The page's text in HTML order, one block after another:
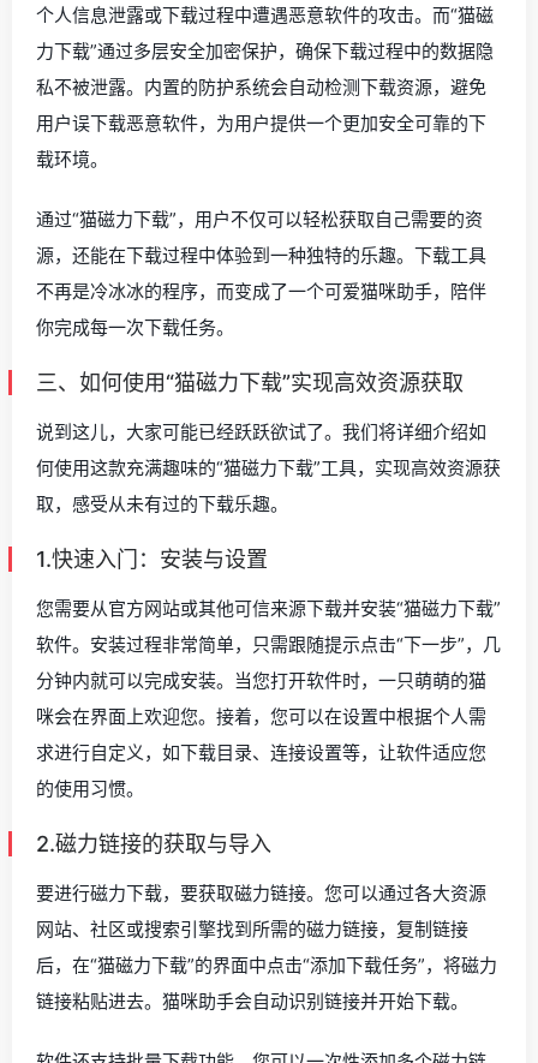
个人信息泄露或下载过程中遭遇恶意软件的攻击。而“猫磁
力下载”通过多层安全加密保护，确保下载过程中的数据隐
私不被泄露。内置的防护系统会自动检测下载资源，避免
用户误下载恶意软件，为用户提供一个更加安全可靠的下
载环境。
通过“猫磁力下载”，用户不仅可以轻松获取自己需要的资
源，还能在下载过程中体验到一种独特的乐趣。下载工具
不再是冷冰冰的程序，而变成了一个可爱猫咪助手，陪伴
你完成每一次下载任务。
三、如何使用“猫磁力下载”实现高效资源获取
说到这儿，大家可能已经跃跃欲试了。我们将详细介绍如
何使用这款充满趣味的“猫磁力下载”工具，实现高效资源获
取，感受从未有过的下载乐趣。
1.快速入门：安装与设置
您需要从官方网站或其他可信来源下载并安装“猫磁力下载”
软件。安装过程非常简单，只需跟随提示点击“下一步”，几
分钟内就可以完成安装。当您打开软件时，一只萌萌的猫
咪会在界面上欢迎您。接着，您可以在设置中根据个人需
求进行自定义，如下载目录、连接设置等，让软件适应您
的使用习惯。
2.磁力链接的获取与导入
要进行磁力下载，要获取磁力链接。您可以通过各大资源
网站、社区或搜索引擎找到所需的磁力链接，复制链接
后，在“猫磁力下载”的界面中点击“添加下载任务”，将磁力
链接粘贴进去。猫咪助手会自动识别链接并开始下载。